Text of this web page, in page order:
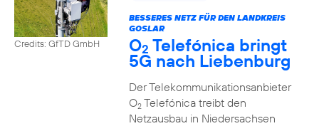
Credits: GfTD GmbH
BESSERES NETZ FÜR DEN LANDKREIS
GOSLAR
O2 Telefónica bringt
5G nach Liebenburg
Der Telekommunikationsanbieter
O2Telefónica treibt den
Netzausbau in Niedersachsen